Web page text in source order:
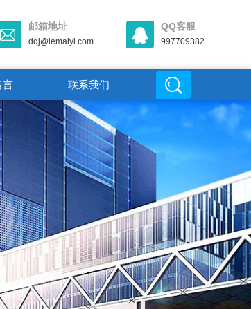
邮箱地址
dqj@lemaiyi.com
QQ客服
997709382
言 联系我们